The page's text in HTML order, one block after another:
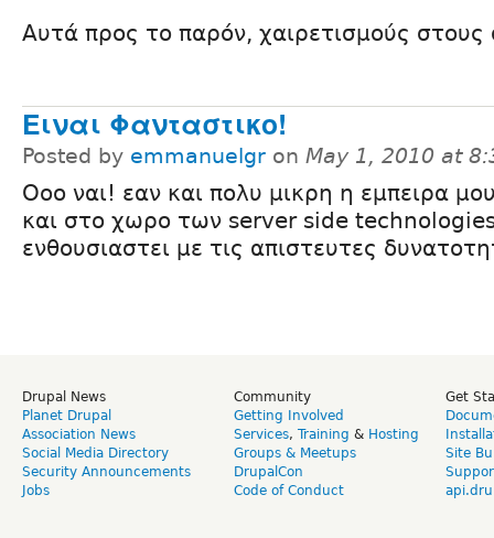
Αυτά προς το παρόν, χαιρετισμούς
Ειναι Φανταστικο!
Posted by emmanuelgr on May 1, 2010 at
Οοο ναι! εαν και πολυ μικρη η εμπειρα
και στο χωρο των server side
ενθουσιαστει με τις απιστευτες
Drupal News
Planet Drupal
Association News
Social Media Directory
Security Announcements
Jobs
Community
Getting Involved
Services, Training & Hosting
Groups & Meetups
DrupalCon
Code of Conduct
Get
Site